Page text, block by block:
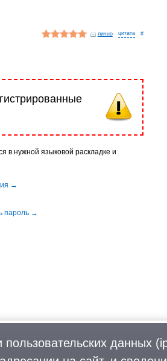
лично #
в нужной языковой раскладке и
→
пароль →
данных